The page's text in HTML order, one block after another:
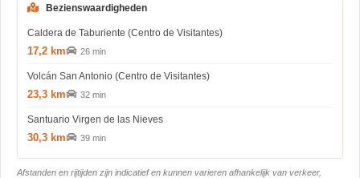
Bezienswaardigheden
Caldera de Taburiente (Centro de Visitantes)
17,2 km 26 min
Volcán San Antonio (Centro de Visitantes)
23,3 km 32 min
Santuario Virgen de las Nieves
30,3 km 39 min
Afstanden en rijtijden zijn indicatief en kunnen varieren afhankelijk van verkeer,